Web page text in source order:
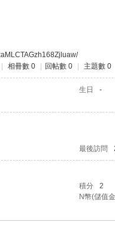
相冊數 0 回帖數 0 主題數 0
生日 -
最後訪問
積分 2
N幣(儲值